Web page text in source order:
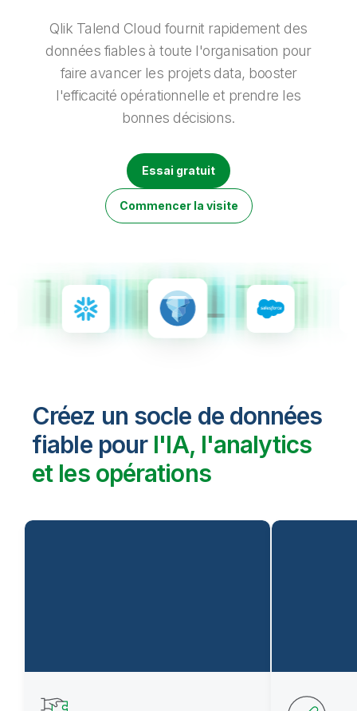
Documentation produits
Nos bureaux dans le monde
Talend
Qlik Talend Cloud fournit rapidement des
données fiables à toute l'organisation pour
faire avancer les projets data, booster
l'efficacité opérationnelle et prendre les
bonnes décisions.
Essai gratuit
Commencer la visite
Créez un socle de données
fiable pour l'IA, l'analytics
et les opérations